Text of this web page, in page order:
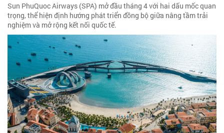
Sun PhuQuoc Airways (SPA) mở đầu tháng 4 với hai dấu mốc quan
trọng, thể hiện định hướng phát triển đồng bộ giữa nâng tầm trải
nghiệm và mở rộng kết nối quốc tế.